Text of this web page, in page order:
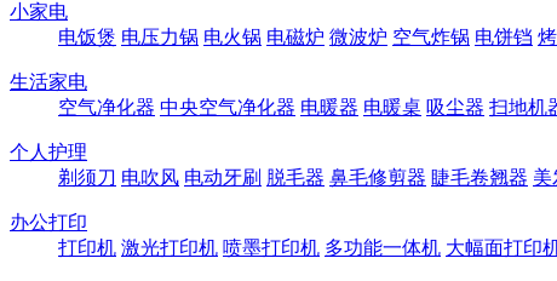
小家电
电饭煲 电压力锅 电火锅 电磁炉 微波炉 空气炸锅 电饼铛
生活家电
空气净化器 中央空气净化器 电暖器 电暖桌 吸尘器 扫地机
个人护理
剃须刀 电吹风 电动牙刷 脱毛器 鼻毛修剪器 睫毛卷翘器 美
办公打印
打印机 激光打印机 喷墨打印机 多功能一体机 大幅面打印